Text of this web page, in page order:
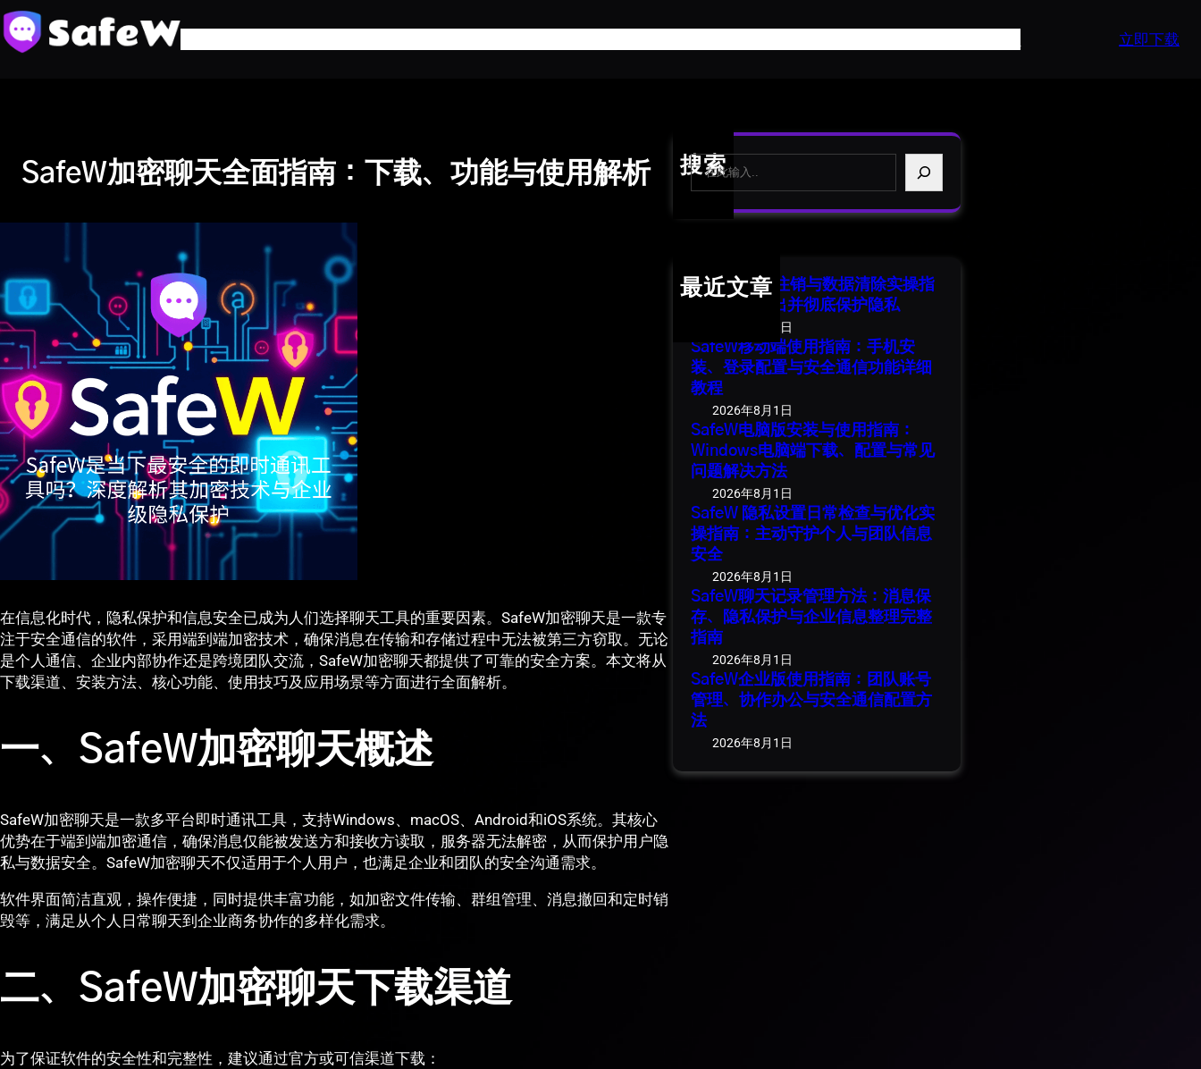
跳
至
内
立即下载
SafeW加密聊天全面指南：下载、功能与使用解析
在信息化时代，隐私保护和信息安全已成为人们选择聊天工具的重要因素。SafeW加密聊天是一款专
注于安全通信的软件，采用端到端加密技术，确保消息在传输和存储过程中无法被第三方窃取。无论
是个人通信、企业内部协作还是跨境团队交流，SafeW加密聊天都提供了可靠的安全方案。本文将从
下载渠道、安装方法、核心功能、使用技巧及应用场景等方面进行全面解析。
一、SafeW加密聊天概述
SafeW加密聊天是一款多平台即时通讯工具，支持Windows、macOS、Android和iOS系统。其核心
优势在于端到端加密通信，确保消息仅能被发送方和接收方读取，服务器无法解密，从而保护用户隐
私与数据安全。SafeW加密聊天不仅适用于个人用户，也满足企业和团队的安全沟通需求。
软件界面简洁直观，操作便捷，同时提供丰富功能，如加密文件传输、群组管理、消息撤回和定时销
毁等，满足从个人日常聊天到企业商务协作的多样化需求。
二、SafeW加密聊天下载渠道
为了保证软件的安全性和完整性，建议通过官方或可信渠道下载：
搜索
S
最近文章
SafeW 账号注销与数据清除实操指
南：安全退出并彻底保护隐私
2026年8月1日
SafeW移动端使用指南：手机安
装、登录配置与安全通信功能详细
教程
2026年8月1日
SafeW电脑版安装与使用指南：
Windows电脑端下载、配置与常见
问题解决方法
2026年8月1日
SafeW 隐私设置日常检查与优化实
操指南：主动守护个人与团队信息
安全
2026年8月1日
SafeW聊天记录管理方法：消息保
存、隐私保护与企业信息整理完整
指南
2026年8月1日
SafeW企业版使用指南：团队账号
管理、协作办公与安全通信配置方
法
2026年8月1日